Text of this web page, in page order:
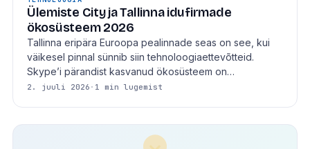
Ülemiste City ja Tallinna idufirmade
ökosüsteem 2026
Tallinna eripära Euroopa pealinnade seas on see, kui
väikesel pinnal sünnib siin tehnoloogiaettevõtteid.
Skype’i pärandist kasvanud ökosüsteem on…
2. juuli 2026 · 1 min lugemist